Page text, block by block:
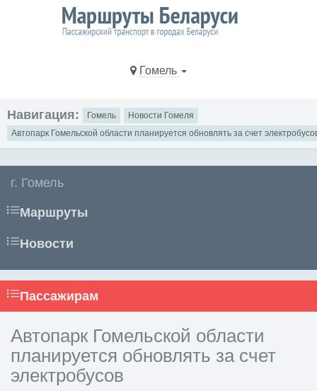
Гомель
Навигация: Гомель
Новости Гомеля
Автопарк Гомельской области планируется обновлять за счет
г. Гомель
Маршруты
Новости
Пассажирам
Автопарк Гомельской области
планируется обновлять за счет
электробусов